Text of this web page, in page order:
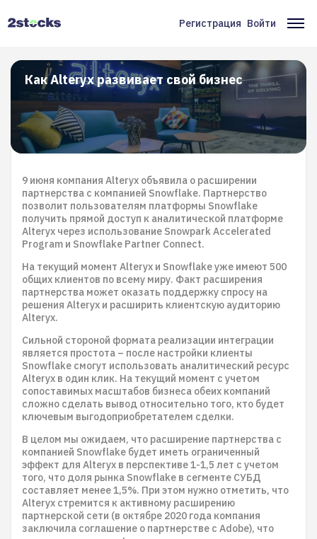
Меню
учётной
записи
пользователя
Регистрация Войти
Как Alteryx развивает свой бизнес
9 июня компания Alteryx объявила о расширении
партнерства с компанией Snowflake. Партнерство
позволит пользователям платформы Snowflake
получить прямой доступ к аналитической платформе
Alteryx через использование Snowpark Accelerated
Program и Snowflake Partner Connect.
На текущий момент Alteryx и Snowflake уже имеют 500
общих клиентов по всему миру. Факт расширения
партнерства может оказать поддержку спросу на
решения Alteryx и расширить клиентскую аудиторию
Alteryx.
Сильной стороной формата реализации интеграции
является простота – после настройки клиенты
Snowflake смогут использовать аналитический ресурс
Alteryx в один клик. На текущий момент с учетом
сопоставимых масштабов бизнеса обеих компаний
сложно сделать вывод относительно того, кто будет
ключевым выгодоприобретателем сделки.
В целом мы ожидаем, что расширение партнерства с
компанией Snowflake будет иметь ограниченный
эффект для Alteryx в перспективе 1-1,5 лет с учетом
того, что доля рынка Snowflake в сегменте СУБД
составляет менее 1,5%. При этом нужно отметить, что
Alteryx стремится к активному расширению
партнерской сети (в октябре 2020 года компания
заключила соглашение о партнерстве с Adobe), что